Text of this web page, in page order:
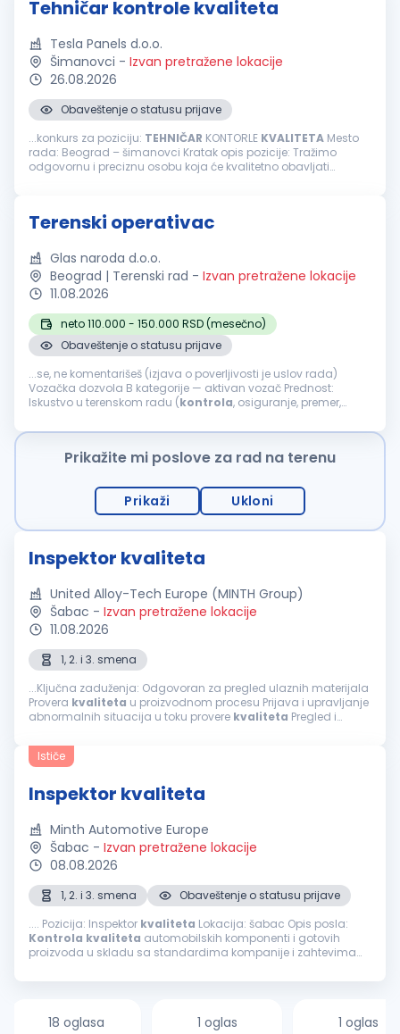
Tehničar kontrole kvaliteta
Tesla Panels d.o.o.
Šimanovci - Izvan pretražene lokacije
26.08.2026
Obaveštenje o statusu prijave
...konkurs za poziciju: TEHNIČAR KONTORLE KVALITETA Mesto
rada: Beograd – šimanovci Kratak opis pozicije: Tražimo
odgovornu i preciznu osobu koja će kvalitetno obavljati
Terenski operativac
Glas naroda d.o.o.
Beograd | Terenski rad - Izvan pretražene lokacije
11.08.2026
neto 110.000 - 150.000 RSD (mesečno)
Obaveštenje o statusu prijave
...se, ne komentarišeš (izjava o poverljivosti je uslov rada)
Vozačka dozvola B kategorije — aktivan vozač Prednost:
Iskustvo u terenskom radu (kontrola, osiguranje, premer,
sa fotografisanjem...
Prikažite mi poslove za rad na terenu
Prikaži Ukloni
Inspektor kvaliteta
United Alloy-Tech Europe (MINTH Group)
Šabac - Izvan pretražene lokacije
11.08.2026
1, 2. i 3. smena
...Ključna zaduženja: Odgovoran za pregled ulaznih materijala
Provera kvaliteta u proizvodnom procesu Prijava i upravljanje
abnormalnih situacija u toku provere kvaliteta Pregled i
informacija...
Ističe
Inspektor kvaliteta
Minth Automotive Europe
Šabac - Izvan pretražene lokacije
08.08.2026
1, 2. i 3. smena
Obaveštenje o statusu prijave
.... Pozicija: Inspektor kvaliteta Lokacija: šabac Opis posla:
Kontrola kvaliteta automobilskih komponenti i gotovih
proizvoda u skladu sa standardima kompanije i zahtevima
proizvodnog procesa...
18 oglasa 1 oglas 1 oglas